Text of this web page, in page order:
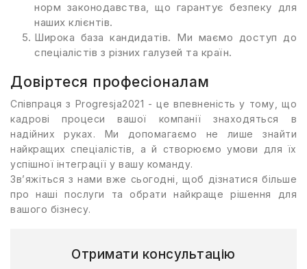
норм законодавства, що гарантує безпеку для
наших клієнтів.
Широка база кандидатів. Ми маємо доступ до
спеціалістів з різних галузей та країн.
Довіртеся професіоналам
Співпраця з Progresja2021 - це впевненість у тому, що
кадрові процеси вашої компанії знаходяться в
надійних руках. Ми допомагаємо не лише знайти
найкращих спеціалістів, а й створюємо умови для їх
успішної інтеграції у вашу команду.
Зв’яжіться з нами вже сьогодні, щоб дізнатися більше
про наші послуги та обрати найкраще рішення для
вашого бізнесу.
Отримати консультацію